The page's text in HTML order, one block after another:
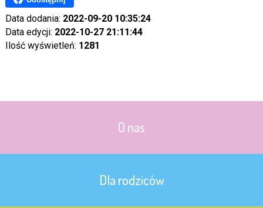
Data dodania: 2022-09-20 10:35:24
Data edycji: 2022-10-27 21:11:44
Ilość wyświetleń: 1281
O nas
Dla rodziców